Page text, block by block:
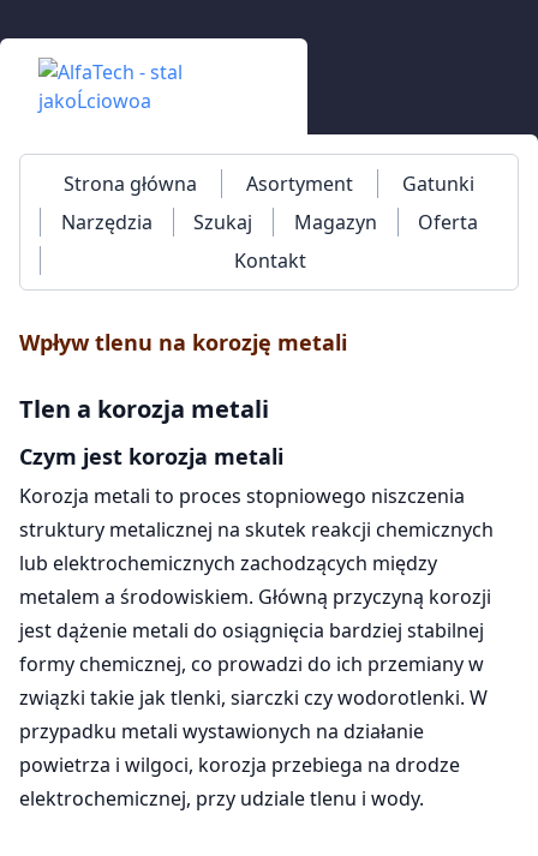
Strona główna Asortyment
Gatunki
Narzędzia
Szukaj Magazyn
Oferta
Kontakt
Wpływ tlenu na korozję metali
Tlen a korozja metali
Czym jest korozja metali
Korozja metali to proces stopniowego niszczenia
struktury metalicznej na skutek reakcji chemicznych
lub elektrochemicznych zachodzących między
metalem a środowiskiem. Główną przyczyną korozji
jest dążenie metali do osiągnięcia bardziej stabilnej
formy chemicznej, co prowadzi do ich przemiany w
związki takie jak tlenki, siarczki czy wodorotlenki. W
przypadku metali wystawionych na działanie
powietrza i wilgoci, korozja przebiega na drodze
elektrochemicznej, przy udziale tlenu i wody.